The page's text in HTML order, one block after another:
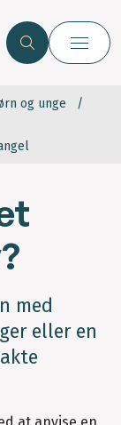
og unge
med
eller en
at anvise en